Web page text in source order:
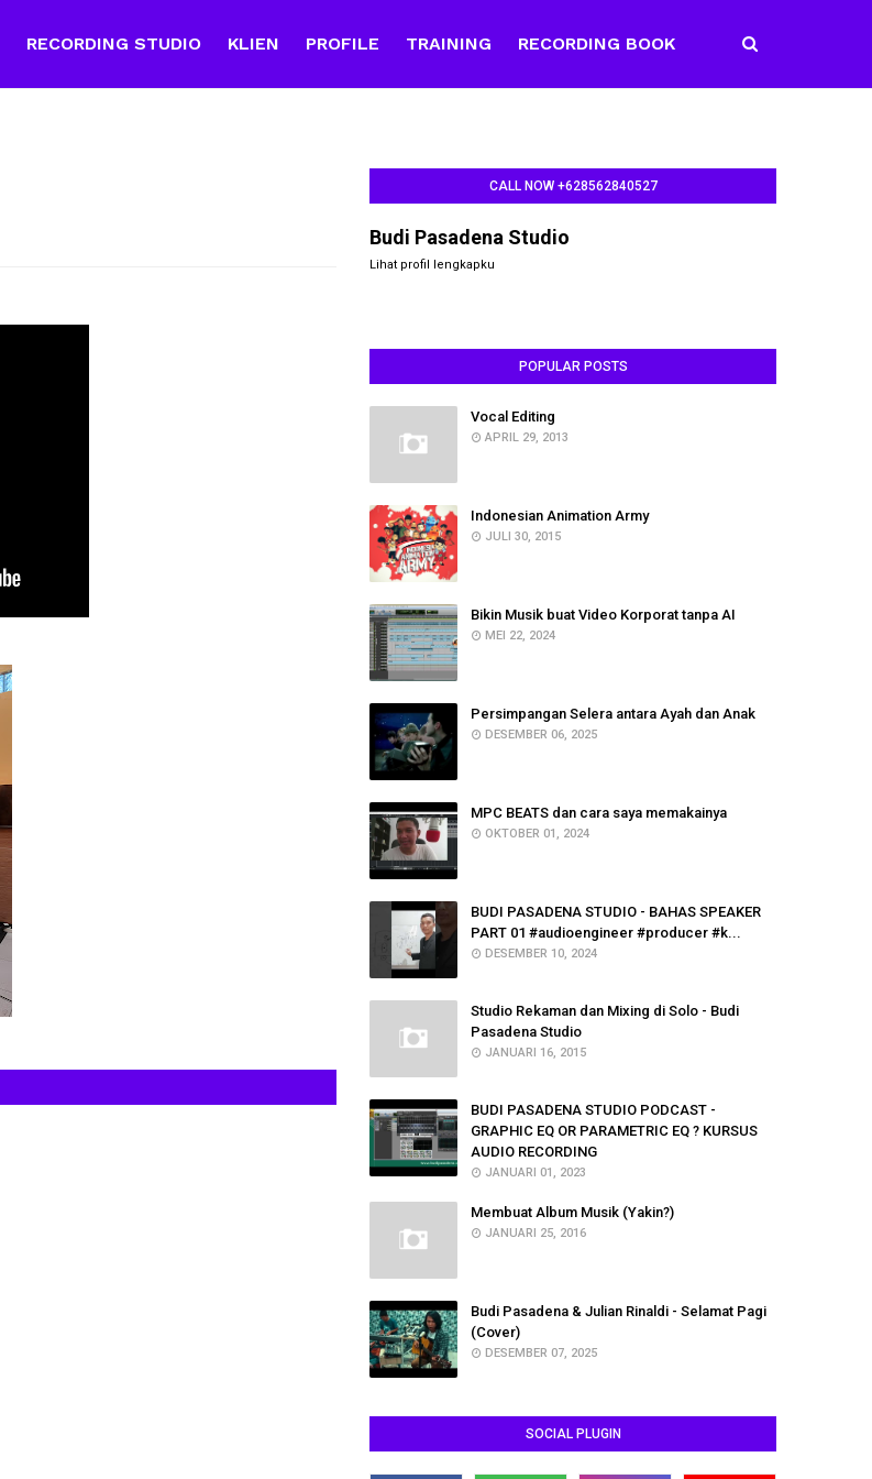
RECORDING STUDIO KLIEN PROFILE TRAINING RECORDING BOOK
CALL NOW +628562840527
Budi Pasadena Studio
Lihat profil lengkapku
POPULAR POSTS
Vocal Editing
APRIL 29, 2013
Indonesian Animation Army
JULI 30, 2015
Bikin Musik buat Video Korporat tanpa AI
MEI 22, 2024
Persimpangan Selera antara Ayah dan Anak
DESEMBER 06, 2025
MPC BEATS dan cara saya memakainya
OKTOBER 01, 2024
BUDI PASADENA STUDIO - BAHAS SPEAKER
PART 01 #audioengineer #producer #k...
DESEMBER 10, 2024
Studio Rekaman dan Mixing di Solo - Budi
Pasadena Studio
JANUARI 16, 2015
BUDI PASADENA STUDIO PODCAST -
GRAPHIC EQ OR PARAMETRIC EQ ? KURSUS
AUDIO RECORDING
JANUARI 01, 2023
Membuat Album Musik (Yakin?)
JANUARI 25, 2016
Budi Pasadena & Julian Rinaldi - Selamat Pagi
(Cover)
DESEMBER 07, 2025
SOCIAL PLUGIN